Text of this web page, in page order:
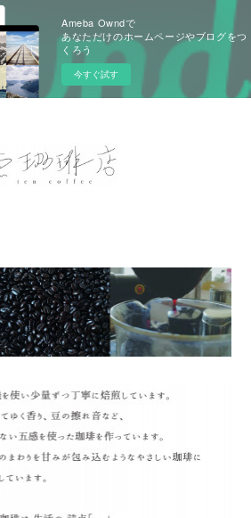
Ameba Owndで
あなただけのホームページやブログをつ
くろう
今すぐ試す